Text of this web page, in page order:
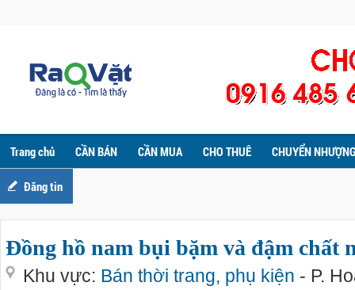
Trang chủ CẦN BÁN CẦN MUA CHO THUÊ CHUYỂN
Đăng tin
Đồng hồ nam bụi bặm và đậm chất
Khu vực: Bán thời trang, phụ kiện - P.